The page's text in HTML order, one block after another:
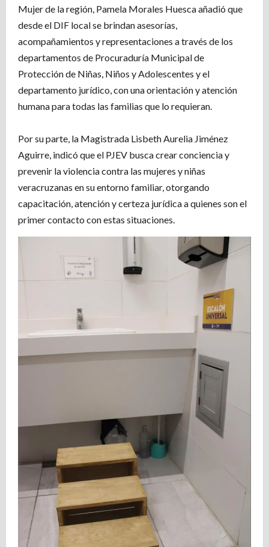
Mujer de la región, Pamela Morales Huesca añadió que
desde el DIF local se brindan asesorías,
acompañamientos y representaciones a través de los
departamentos de Procuraduría Municipal de
Protección de Niñas, Niños y Adolescentes y el
departamento jurídico, con una orientación y atención
humana para todas las familias que lo requieran.
Por su parte, la Magistrada Lisbeth Aurelia Jiménez
Aguirre, indicó que el PJEV busca crear conciencia y
prevenir la violencia contra las mujeres y niñas
veracruzanas en su entorno familiar, otorgando
capacitación, atención y certeza jurídica a quienes son el
primer contacto con estas situaciones.